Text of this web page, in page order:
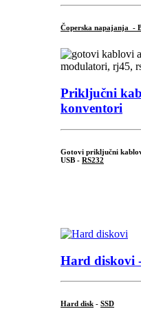
Čoperska napajanja -
Priključni
konventori
Gotovi priključni
USB - RS232
Hard diskovi
Hard disk - SSD